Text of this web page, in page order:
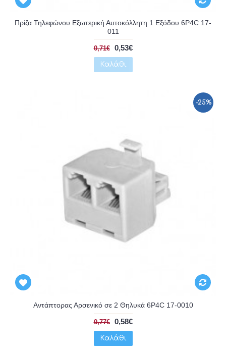
Πρίζα Τηλεφώνου Εξωτερική Αυτοκόλλητη 1 Εξόδου 6P4C 17-
011
0,71€ 0,53€
Καλάθι
-25%
Αντάπτορας Αρσενικό σε 2 Θηλυκά 6P4C 17-0010
0,77€ 0,58€
Καλάθι